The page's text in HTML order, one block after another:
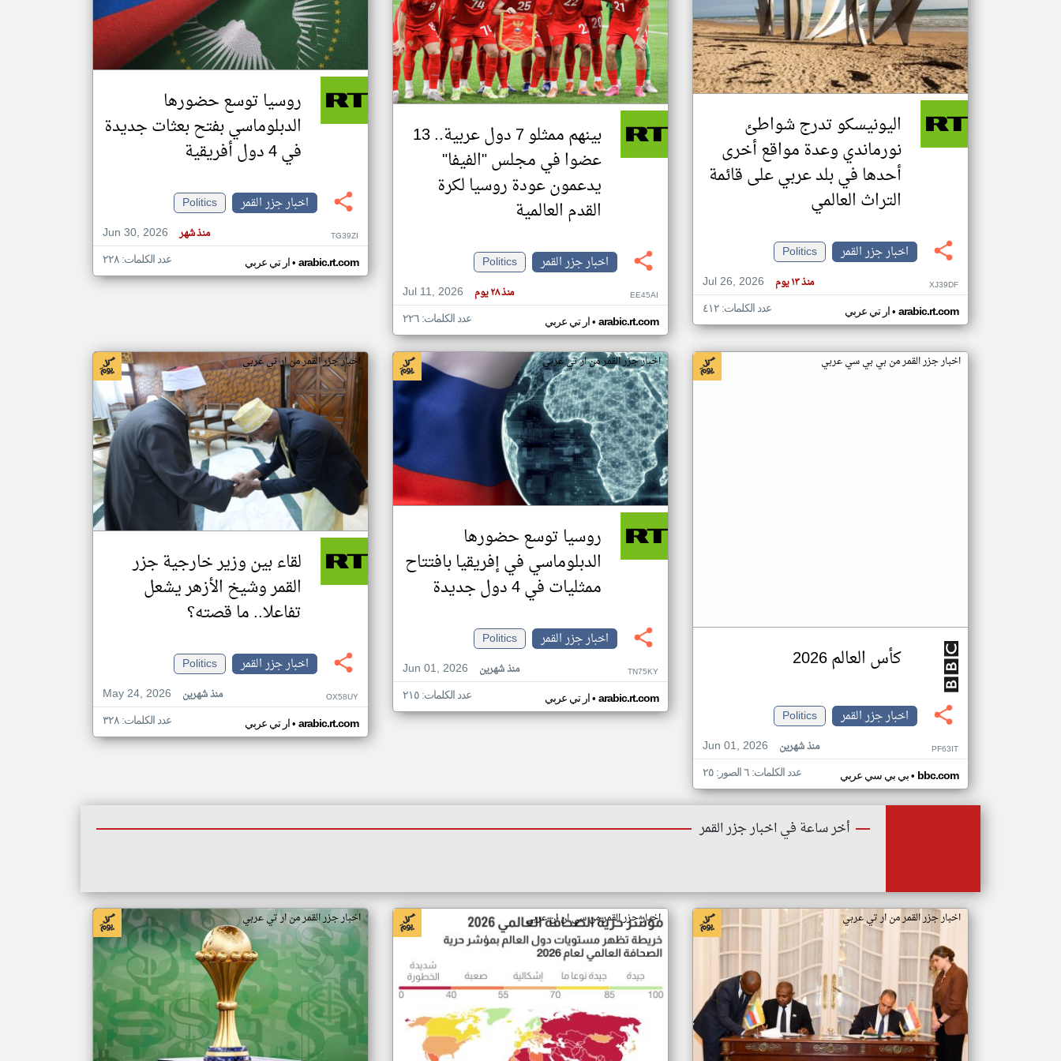
تغيير الدولة
اخبار جزر القمر على مدار الساعة
أهم اخبار جزر القمر العاجلة والمباشرة
اليونيسكو تدرج شواطئ
نورماندي وعدة مواقع أخرى
أحدها في بلد عربي على قائمة
التراث العالمي
اخبار جزر القمر
Politics
Jul 26, 2026
منذ ١٣ يوم XJ39DF
ار تي عربي• arabic.rt.com عدد الكلمات: ٤١٢
بينهم ممثلو 7 دول عربية.. 13
عضوا في مجلس "الفيفا"
يدعمون عودة روسيا لكرة
القدم العالمية
اخبار جزر القمر
Politics
Jul 11, 2026
منذ ٢٨ يوم EE45AI
ار تي عربي• arabic.rt.com عدد الكلمات: ٢٢٦
روسيا توسع حضورها
الدبلوماسي بفتح بعثات جديدة
في 4 دول أفريقية
اخبار جزر القمر
Politics
Jun 30, 2026
منذ شهر TG39ZI
ار تي عربي• arabic.rt.com عدد الكلمات: ٢٢٨
اخبار جزر القمر من بي بي سي عربي
كأس العالم 2026
اخبار جزر القمر
Politics
Jun 01, 2026
منذ شهرين PF63IT
بي بي سي عربي• bbc.com عدد الكلمات: ٦ الصور: ٢٥
اخبار جزر القمر من ار تي عربي
روسيا توسع حضورها
الدبلوماسي في إفريقيا بافتتاح
ممثليات في 4 دول جديدة
اخبار جزر القمر
Politics
Jun 01, 2026
منذ شهرين TN75KY
ار تي عربي• arabic.rt.com عدد الكلمات: ٢١٥
اخبار جزر القمر من ار تي عربي
لقاء بين وزير خارجية جزر
القمر وشيخ الأزهر يشعل
تفاعلا.. ما قصته؟
اخبار جزر القمر
Politics
May 24, 2026
منذ شهرين OX58UY
ار تي عربي• arabic.rt.com عدد الكلمات: ٣٢٨
أخر ساعة في اخبار جزر القمر
اخبار جزر القمر من ار تي عربي اخبار جزر القمر من سي ان ان عربي اخبار جزر القمر من ار تي عربي
klyoum.com